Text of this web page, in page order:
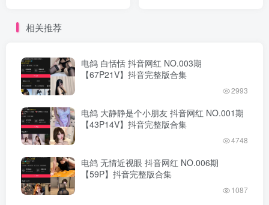
相关推荐
电鸽 白恬恬 抖音网红 NO.003期
【67P21V】抖音完整版合集
2993
电鸽 大静静是个小朋友 抖音网红 NO.001期
【43P14V】抖音完整版合集
4748
电鸽 无情近视眼 抖音网红 NO.006期
【59P】抖音完整版合集
1087